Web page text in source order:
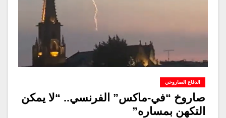
الدفاع الصاروخي
صاروخ “في-ماكس” الفرنسي.. “لا يمكن
التكهن بمساره”